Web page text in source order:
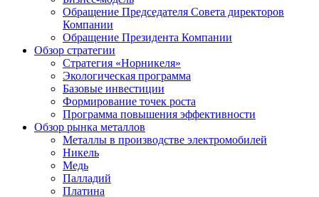
Обращение Председателя Совета директоров
Компании
Обращение Президента Компании
Обзор стратегии
Стратегия «Норникеля»
Экологическая программа
Базовые инвестиции
Формирование точек роста
Программа повышения эффективности
Обзор рынка металлов
Металлы в производстве электромобилей
Никель
Медь
Палладий
Платина